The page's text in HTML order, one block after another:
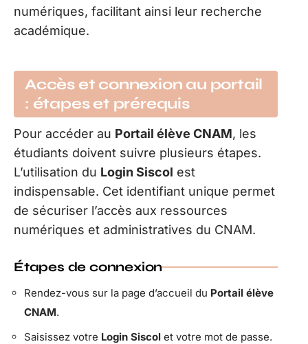
numériques, facilitant ainsi leur recherche
académique.
Accès et connexion au portail
: étapes et prérequis
Pour accéder au Portail élève CNAM, les
étudiants doivent suivre plusieurs étapes.
L’utilisation du Login Siscol est
indispensable. Cet identifiant unique permet
de sécuriser l’accès aux ressources
numériques et administratives du CNAM.
Étapes de connexion
Rendez-vous sur la page d’accueil du Portail élève
CNAM.
Saisissez votre Login Siscol et votre mot de passe.